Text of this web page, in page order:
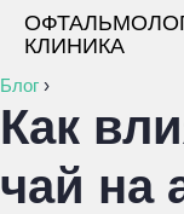
КЛИНИКА
Блог ›
Как
чай на